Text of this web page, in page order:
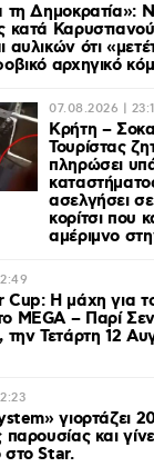
τη Δημοκρατία»:
κατά
αυλικών ότι
αρχηγικό
07.08.2026 |
Κρήτη –
Τουρίστας
πληρώσει
ασελγήσει
κορίτσι που
αμέριμνο
Cup: Η μάχη για
MEGA – Παρί
την Τετάρτη 12
γιορτάζει
παρουσίας και
στο Star.